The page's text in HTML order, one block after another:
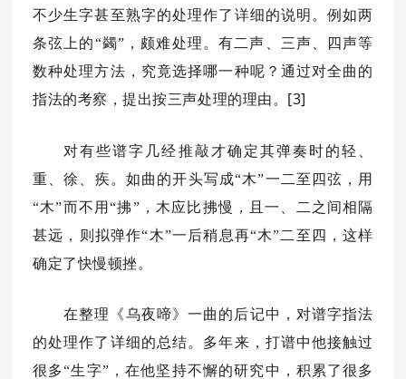
不少生字甚至熟字的处理作了详细的说明。例如两
条弦上的“蠲”，颇难处理。有二声、三声、四声等
数种处理方法，究竟选择哪一种呢？通过对全曲的
指法的考察，提出按三声处理的理由。 [3]
对有些谱字几经推敲才确定其弹奏时的轻、
重、徐、疾。如曲的开头写成“木”一二至四弦，用
“木”而不用“拂”，木应比拂慢，且一、二之间相隔
甚远，则拟弹作“木”一后稍息再“木”二至四，这样
确定了快慢顿挫。
在整理《乌夜啼》一曲的后记中，对谱字指法
的处理作了详细的总结。多年来，打谱中他接触过
很多“生字”，在他坚持不懈的研究中，积累了很多